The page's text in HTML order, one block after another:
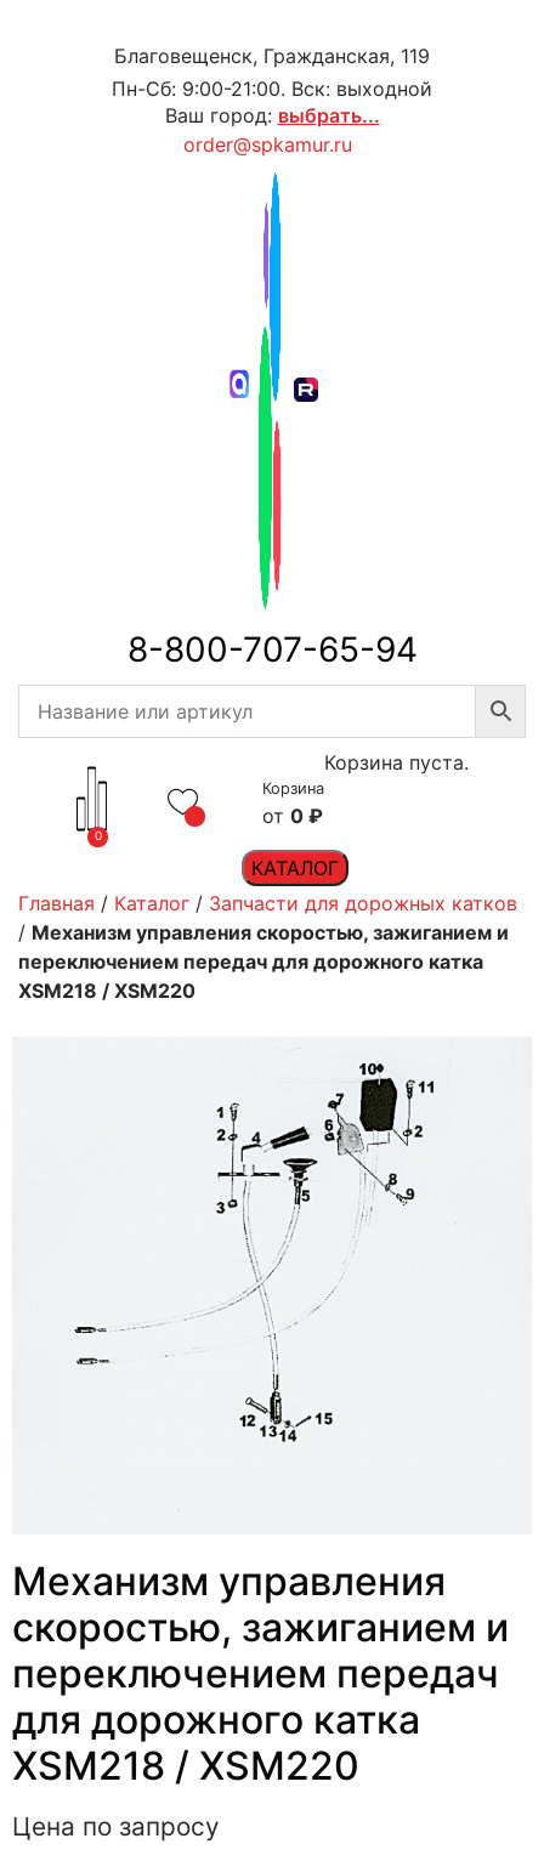
Благовещенск, Гражданская, 119
Пн-Сб: 9:00-21:00. Вск: выходной
Ваш город: выбрать...
order@spkamur.ru
8-800-707-65-94
0
Корзина
0 ₽
Корзина пуста.
КАТАЛОГ
Главная / Каталог / Запчасти для дорожных катков
/ Механизм управления скоростью, зажиганием и
переключением передач для дорожного катка
XSM218 / XSM220
Механизм управления
скоростью, зажиганием и
переключением передач
для дорожного катка
XSM218 / XSM220
Цена по запросу